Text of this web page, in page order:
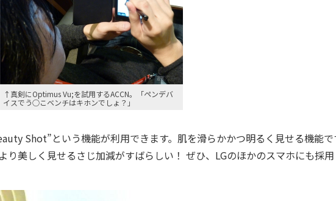
↑真剣にOptimus Vu;を試用するACCN。「ペンデバ
イスでう○こベンチはキホンでしょ？」
Shot”という機能が利用できます。肌を滑らかかつ明るく見せる機能で
り美しく見せるさじ加減がすばらしい！ ぜひ、LGのほかのスマホにも採用